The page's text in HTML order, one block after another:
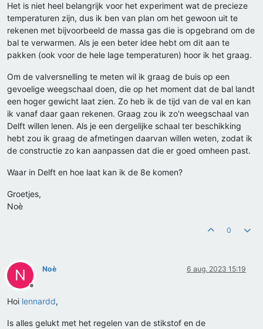
Het is niet heel belangrijk voor het experiment wat de precieze
temperaturen zijn, dus ik ben van plan om het gewoon uit te
rekenen met bijvoorbeeld de massa gas die is opgebrand om de
bal te verwarmen. Als je een beter idee hebt om dit aan te
pakken (ook voor de hele lage temperaturen) hoor ik het graag.
Om de valversnelling te meten wil ik graag de buis op een
gevoelige weegschaal doen, die op het moment dat de bal landt
een hoger gewicht laat zien. Zo heb ik de tijd van de val en kan
ik vanaf daar gaan rekenen. Graag zou ik zo'n weegschaal van
Delft willen lenen. Als je een dergelijke schaal ter beschikking
hebt zou ik graag de afmetingen daarvan willen weten, zodat ik
de constructie zo kan aanpassen dat die er goed omheen past.
Waar in Delft en hoe laat kan ik de 8e komen?
Groetjes,
Noè
0
N
Offline
Noè 6 aug. 2023 15:19
Hoi lennardd,
Is alles gelukt met het regelen van de stikstof en de